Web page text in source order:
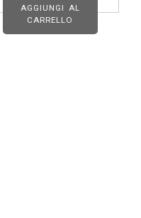
AGGIUNGI AL
CARRELLO